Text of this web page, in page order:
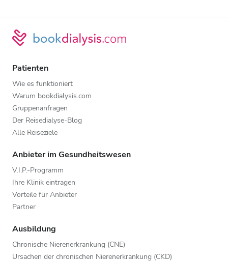
Patienten
Wie es funktioniert
Warum bookdialysis.com
Gruppenanfragen
Der Reisedialyse-Blog
Alle Reiseziele
Anbieter im Gesundheitswesen
V.I.P.-Programm
Ihre Klinik eintragen
Vorteile für Anbieter
Partner
Ausbildung
Chronische Nierenerkrankung (CNE)
Ursachen der chronischen Nierenerkrankung (CKD)